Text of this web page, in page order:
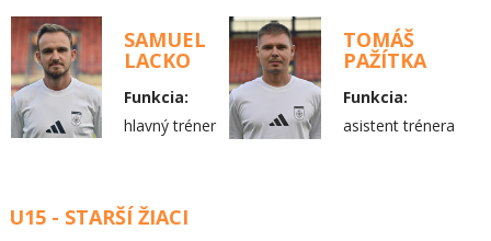
SAMUEL
LACKO
Funkcia:
hlavný tréner
TOMÁŠ
PAŽÍTKA
Funkcia:
asistent trénera
U15 - STARŠÍ ŽIACI